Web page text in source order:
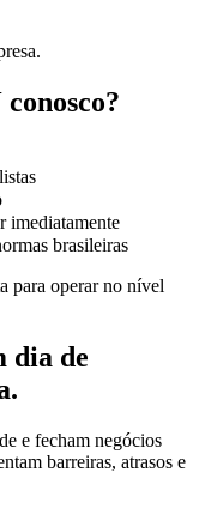
imediatamente
brasileiras
para operar no nível
dia de
e fecham negócios
barreiras, atrasos e